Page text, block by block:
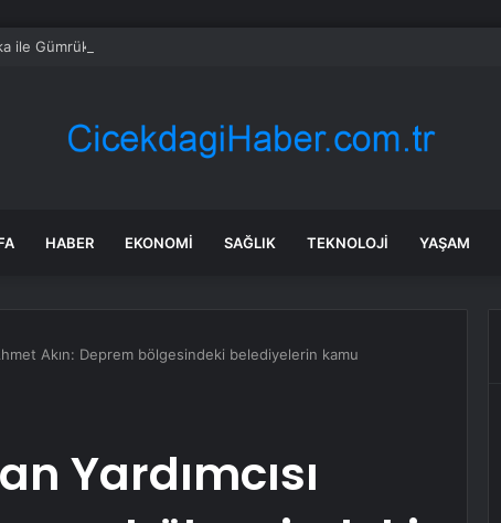
ile Gümrük Vergisi Muafiyeti Sağlıyor
HABER EKONOMI SAĞLIK TEKNOLOJI YAŞAM
Akın: Deprem bölgesindeki belediyelerin kamu
Yardımcısı